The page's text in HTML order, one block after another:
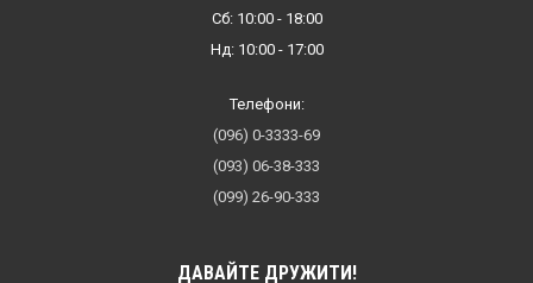
Сб: 10:00 - 18:00
Нд: 10:00 - 17:00
Телефони:
(096) 0-3333-69
(093) 06-38-333
(099) 26-90-333
ДАВАЙТЕ ДРУЖИТИ!